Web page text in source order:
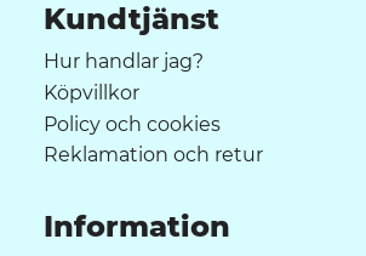
Kundtjänst
Hur handlar jag?
Köpvillkor
Policy och cookies
Reklamation och retur
Information